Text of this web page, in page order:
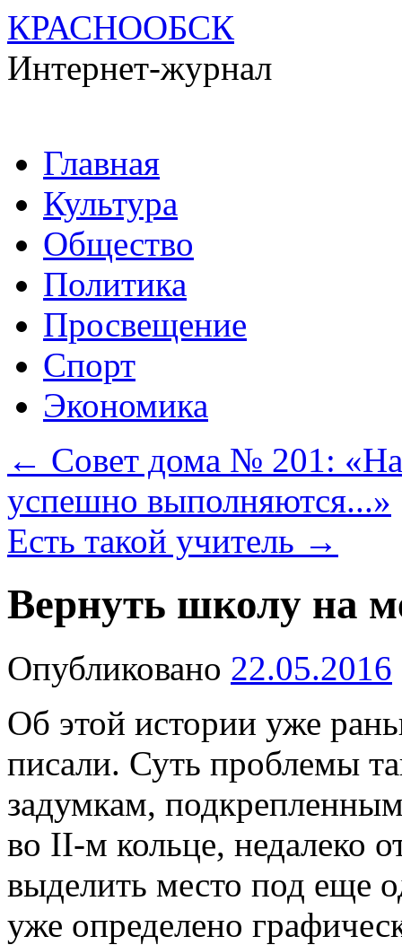
КРАСНООБСК
Интернет-журнал
Перейти
содержимому
Главная
Культура
Общество
Политика
Просвещение
Спорт
Экономика
← Совет дома № 201:
успешно выполняются...»
Есть такой учитель →
Вернуть школу на
Опубликовано 22.05.2016
Об этой истории уже
писали. Суть проблемы
задумкам,
во II-м кольце, недалеко
выделить место под еще
уже определено